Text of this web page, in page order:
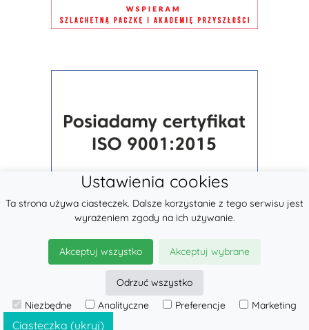
© 2026LennyLamb sp. z o.o.
·Chusty Elastyczne
Ciasteczka (ukryj)
Ustawienia cookies
Ta strona używa ciasteczek. Dalsze korzystanie z tego serwisu jest
wyrażeniem zgody na ich używanie.
Akceptuj wszystko Akceptuj wybrane
Odrzuć wszystko
Niezbędne
Analityczne Preferencje Marketing